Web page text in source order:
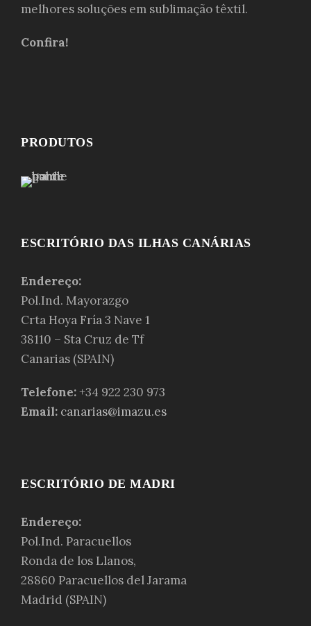
melhores soluções em sublimação têxtil.
Confira!
PRODUTOS
ESCRITÓRIO DAS ILHAS CANÁRIAS
Endereço:
Pol.Ind. Mayorazgo
Crta Hoya Fría 3 Nave 1
38110 – Sta Cruz de Tf
Canarias (SPAIN)
Telefone:+34 922 230 973
Email: canarias@imazu.es
ESCRITÓRIO DE MADRI
Endereço:
Pol.Ind. Paracuellos
Ronda de los Llanos,
28860 Paracuellos del Jarama
Madrid (SPAIN)